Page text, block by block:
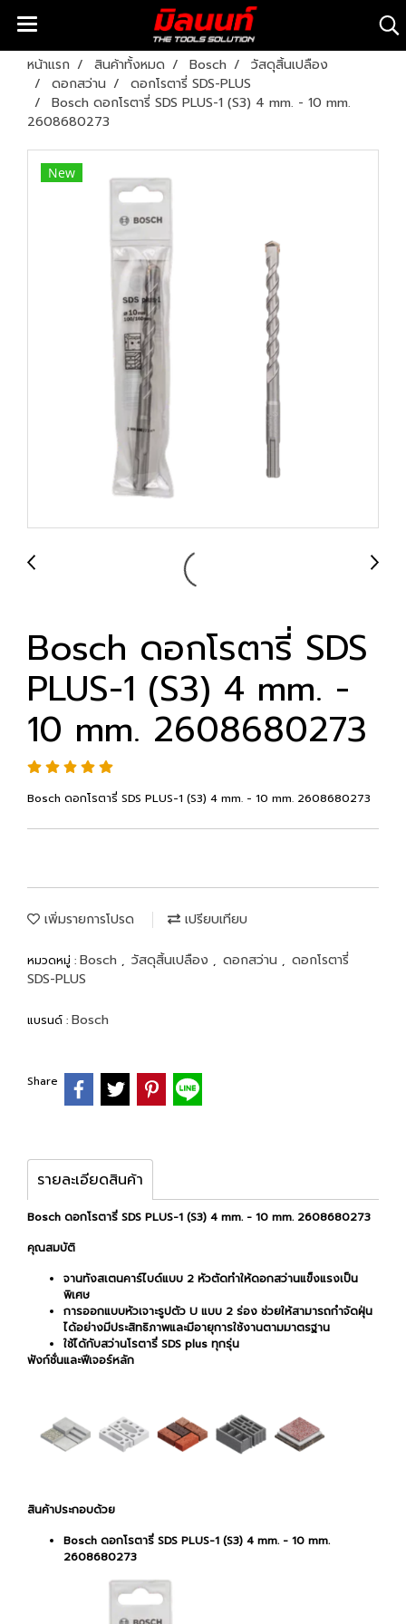
หน้าแรก สินค้าทั้งหมด Bosch
วัสดุสิ้นเปลือง
ดอกสว่าน
ดอกโรตารี่ SDS-PLUS
Bosch ดอกโรตารี่ SDS PLUS-1 (S3) 4 mm. - 10 mm.
2608680273
New
Bosch ดอกโรตารี่ SDS
PLUS-1 (S3) 4 mm. -
10 mm. 2608680273
Bosch ดอกโรตารี่ SDS PLUS-1 (S3) 4 mm. - 10 mm. 2608680273
เพิ่มรายการโปรด เปรียบเทียบ
หมวดหมู่ : Bosch , วัสดุสิ้นเปลือง , ดอกสว่าน , ดอกโรตารี่
SDS-PLUS
แบรนด์ : Bosch
Share
รายละเอียดสินค้า
Bosch ดอกโรตารี่ SDS PLUS-1 (S3) 4 mm. - 10 mm. 2608680273
คุณสมบัติ
จานทังสเตนคาร์ไบด์แบบ 2 หัวตัดทำให้ดอกสว่านแข็งแรงเป็น
พิเศษ
การออกแบบหัวเจาะรูปตัว U แบบ 2 ร่อง ช่วยให้สามารถกำจัดฝุ่น
ได้อย่างมีประสิทธิภาพและมีอายุการใช้งานตามมาตรฐาน
ใช้ได้กับสว่านโรตารี่ SDS plus ทุกรุ่น
ฟังก์ชั่นและฟีเจอร์หลัก
สินค้าประกอบด้วย
Bosch ดอกโรตารี่ SDS PLUS-1 (S3) 4 mm. - 10 mm.
2608680273